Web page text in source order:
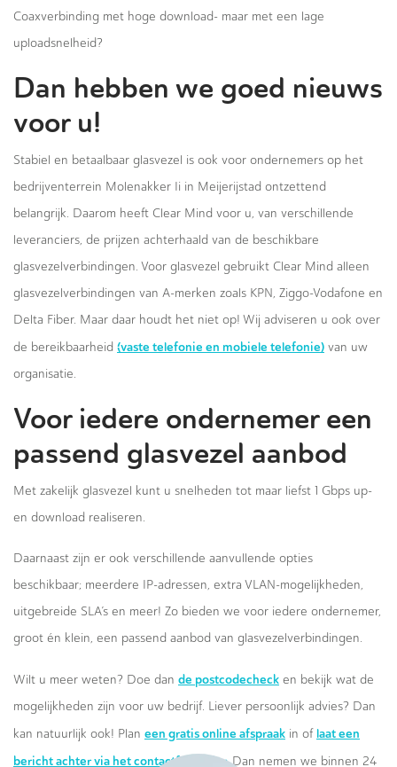
Coaxverbinding met hoge download- maar met een lage
uploadsnelheid?
Dan hebben we goed nieuws
voor u!
Stabiel en betaalbaar glasvezel is ook voor ondernemers op het
bedrijventerrein Molenakker Ii in Meijerijstad ontzettend
belangrijk. Daarom heeft Clear Mind voor u, van verschillende
leveranciers, de prijzen achterhaald van de beschikbare
glasvezelverbindingen. Voor glasvezel gebruikt Clear Mind alleen
glasvezelverbindingen van A-merken zoals KPN, Ziggo-Vodafone en
Delta Fiber. Maar daar houdt het niet op! Wij adviseren u ook over
de bereikbaarheid (vaste telefonie en mobiele telefonie) van uw
organisatie.
Voor iedere ondernemer een
passend glasvezel aanbod
Met zakelijk glasvezel kunt u snelheden tot maar liefst 1 Gbps up-
en download realiseren.
Daarnaast zijn er ook verschillende aanvullende opties
beschikbaar; meerdere IP-adressen, extra VLAN-mogelijkheden,
uitgebreide SLA’s en meer! Zo bieden we voor iedere ondernemer,
groot én klein, een passend aanbod van glasvezelverbindingen.
Wilt u meer weten? Doe dan de postcodecheck en bekijk wat de
mogelijkheden zijn voor uw bedrijf. Liever persoonlijk advies? Dan
kan natuurlijk ook! Plan een gratis online afspraak in of laat een
bericht achter via het contactformulier.Dan nemen we binnen 24